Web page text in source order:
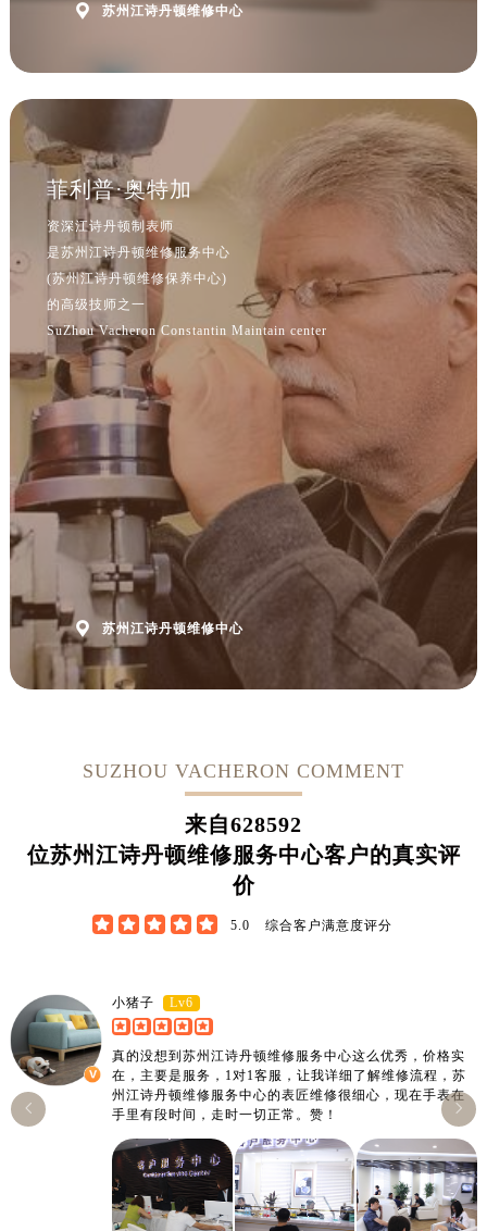
 苏州江诗丹顿维修中心
菲利普·奥特加
资深江诗丹顿制表师
是苏州江诗丹顿维修服务中心
(苏州江诗丹顿维修保养中心)
的高级技师之一
SuZhou Vacheron Constantin Maintain center
 苏州江诗丹顿维修中心
SUZHOU VACHERON COMMENT
来自628592
位苏州江诗丹顿维修服务中心客户的真实评
价
     5.0 综合客户满意度评分
小猪子 Lv6
真的没想到苏州江诗丹顿维修服务中心这么优秀，价格实
在，主要是服务，1对1客服，让我详细了解维修流程，苏
州江诗丹顿维修服务中心的表匠维修很细心，现在手表在
手里有段时间，走时一切正常。赞！

